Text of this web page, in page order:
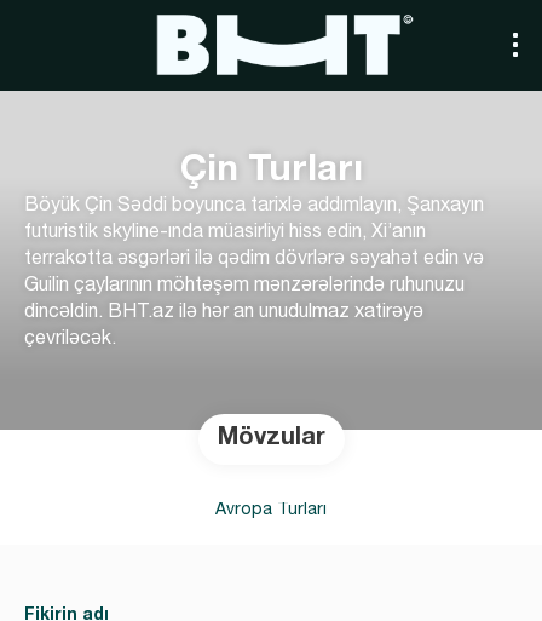
Çin Turları
Böyük Çin Səddi boyunca tarixlə addımlayın, Şanxayın
futuristik skyline-ında müasirliyi hiss edin, Xi’anın
terrakotta əsgərləri ilə qədim dövrlərə səyahət edin və
Guilin çaylarının möhtəşəm mənzərələrində ruhunuzu
dincəldin. BHT.az ilə hər an unudulmaz xatirəyə
çevriləcək.
Mövzular
Avropa Turları
Fikirin adı